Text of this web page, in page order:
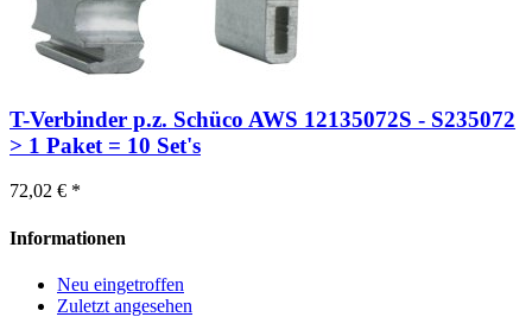
T-Verbinder p.z. Schüco AWS 12135072S - S235072
> 1 Paket = 10 Set's
72,02 € *
Informationen
Neu eingetroffen
Zuletzt angesehen